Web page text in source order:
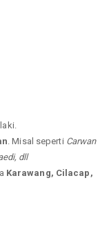
. Misal seperti Carwan
dll
Karawang, Cilacap,